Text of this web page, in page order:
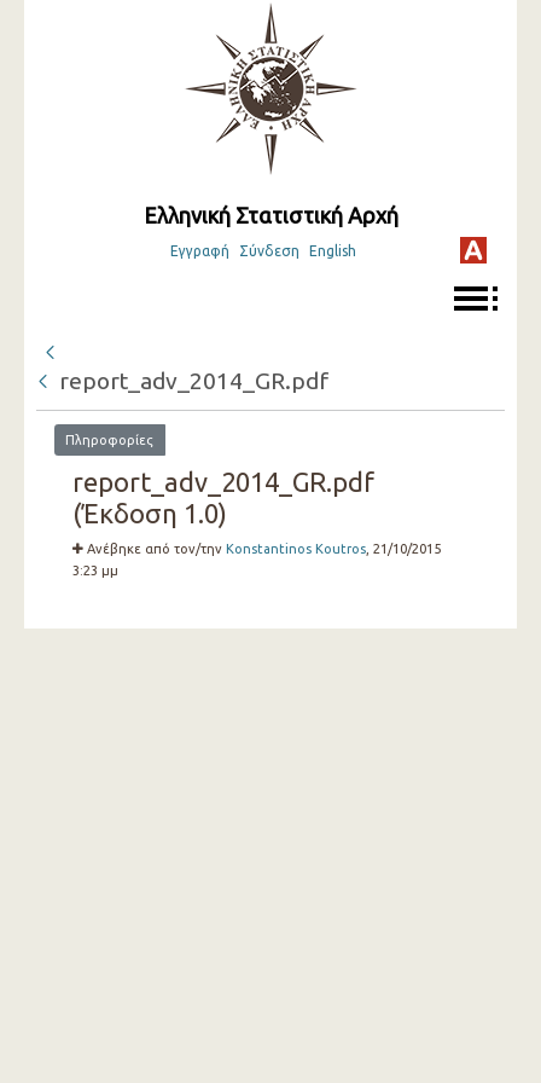
Ελληνική Στατιστική Αρχή
Εγγραφή Σύνδεση English
report_adv_2014_GR.pdf
Πληροφορίες
report_adv_2014_GR.pdf
(Έκδοση 1.0)
Ανέβηκε από τον/την Konstantinos Koutros, 21/10/2015
3:23 μμ